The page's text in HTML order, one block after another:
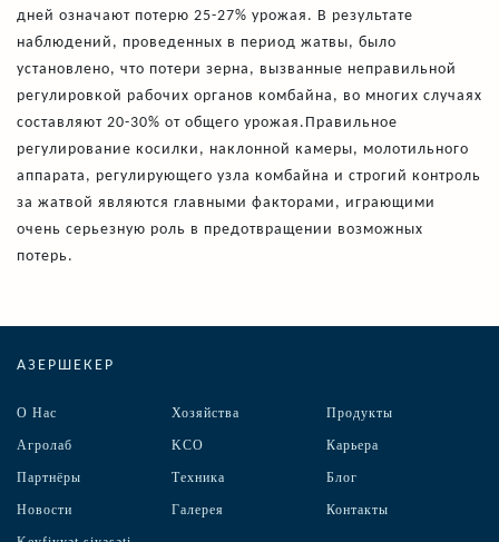
дней означают потерю 25-27% урожая. В результате
наблюдений, проведенных в период жатвы, было
установлено, что потери зерна, вызванные неправильной
регулировкой рабочих органов комбайна, во многих случаях
составляют 20-30% от общего урожая.Правильное
регулирование косилки, наклонной камеры, молотильного
аппарата, регулирующего узла комбайна и строгий контроль
за жатвой являются главными факторами, играющими
очень серьезную роль в предотвращении возможных
потерь.
АЗЕРШЕКЕР
О Нас Хозяйства Продукты
Агролаб KCO Карьера
Партнёры Техника Блог
Новости Галерея Контакты